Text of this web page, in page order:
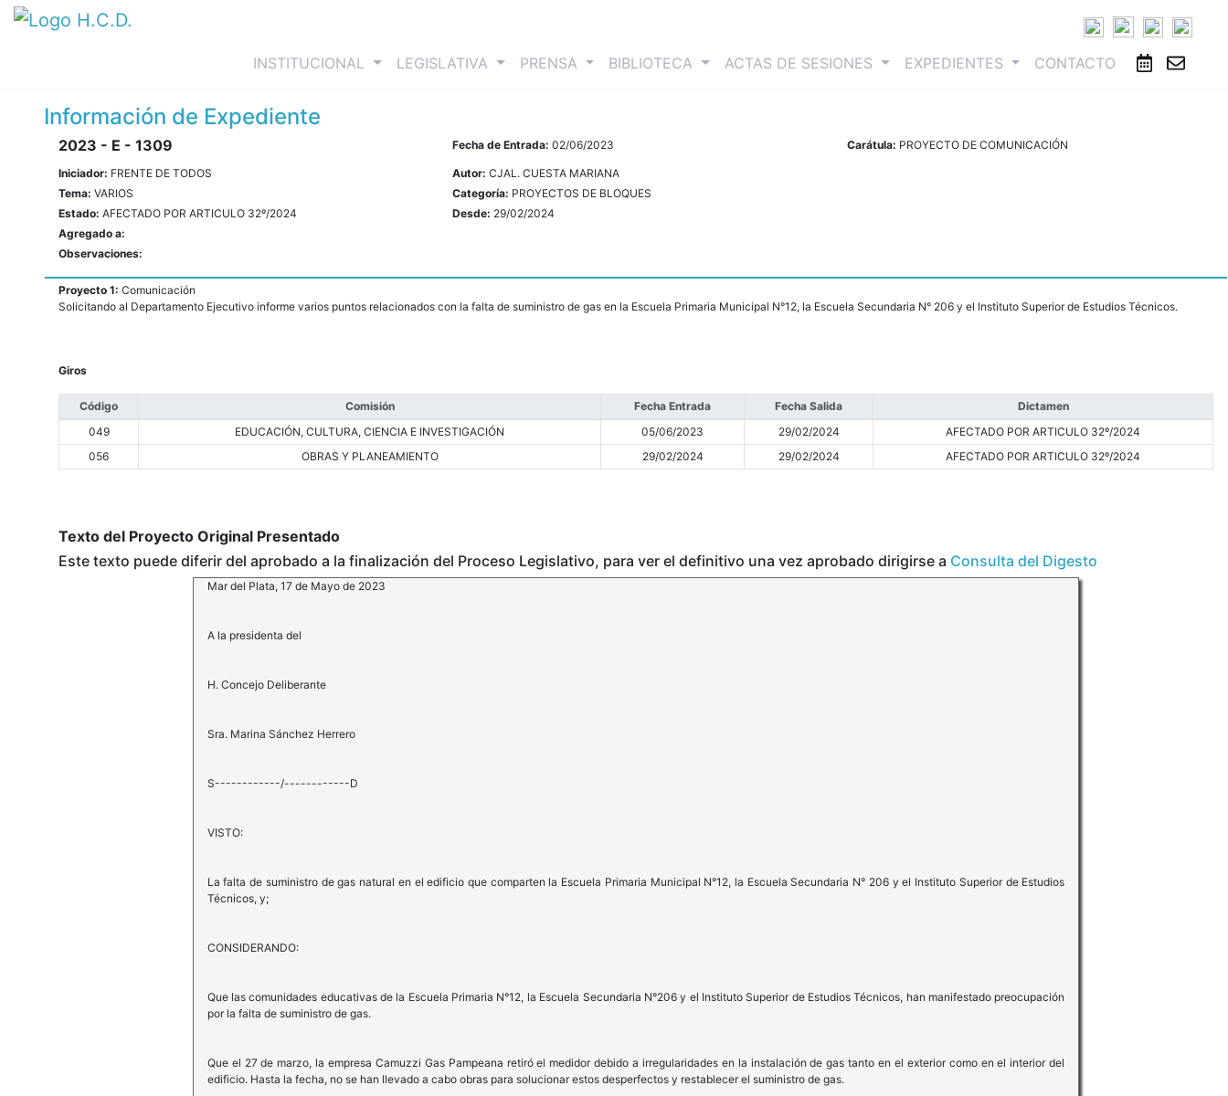
INSTITUCIONAL (current)LEGISLATIVA PRENSA BIBLIOTECA ACTAS DE SESIONES EXPEDIENTES CONTACTO
Información de Expediente
2023 - E - 1309 Fecha de Entrada:02/06/2023 Carátula: PROYECTO DE COMUNICACIÓN
Iniciador: FRENTE DE TODOS Autor:CJAL. CUESTA MARIANA
Tema: VARIOS Categoría: PROYECTOS DE BLOQUES
Estado: AFECTADO POR ARTICULO 32º/2024 Desde: 29/02/2024
Agregado a:
Observaciones:
Proyecto 1: Comunicación
Solicitando al Departamento Ejecutivo informe varios puntos relacionados con la falta de suministro de gas en la Escuela Primaria Municipal N°12, la Escuela Secundaria N° 206 y el Instituto Superior de Estudios Técnicos.
Giros
Código Comisión Fecha Entrada Fecha Salida
Dictamen
049
EDUCACIÓN, CULTURA, CIENCIA E INVESTIGACIÓN 05/06/2023 29/02/2024
AFECTADO POR ARTICULO 32º/2024
056
OBRAS Y PLANEAMIENTO 29/02/2024 29/02/2024 AFECTADO POR ARTICULO 32º/2024
Texto del Proyecto Original Presentado
Este texto puede diferir del aprobado a la finalización del Proceso Legislativo, para ver el definitivo una vez aprobado dirigirse a Consulta del Digesto
Mar del Plata, 17 de Mayo de 2023
A la presidenta del
H. Concejo Deliberante
Sra. Marina Sánchez Herrero
S------------/------------D
VISTO:
La falta de suministro de gas natural en el edificio que comparten la Escuela Primaria Municipal N°12, la Escuela Secundaria N° 206 y el Instituto Superior de Estudios
Técnicos, y;
CONSIDERANDO:
Que las comunidades educativas de la Escuela Primaria N°12, la Escuela Secundaria N°206 y el Instituto Superior de Estudios Técnicos, han manifestado preocupación
por la falta de suministro de gas.
Que el 27 de marzo, la empresa Camuzzi Gas Pampeana retiró el medidor debido a irregularidades en la instalación de gas tanto en el exterior como en el interior del
edificio. Hasta la fecha, no se han llevado a cabo obras para solucionar estos desperfectos y restablecer el suministro de gas.